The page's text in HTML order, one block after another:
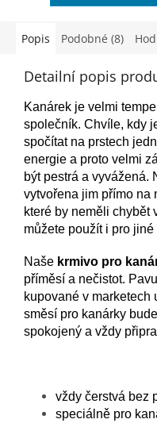
Popis Podobné (8)
Detailní popis
Kanárek je velmi
společník. Chvíle, kdy
spočítat na prstech
energie a proto velmi
být pestrá a vyvážená.
vytvořena jim přímo na
které by neměli chybět
můžete použít i pro jiné
Naše krmivo pro
příměsí a nečistot.
kupované v marketech
směsí pro kanárky
spokojený a vždy
vždy čerstvá bez
speciálně pro